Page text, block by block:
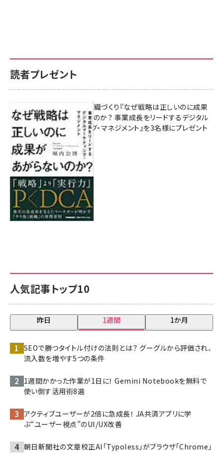
人気記事トップ10
昨日 1週間 1か月
SEOで勝つタイトル付けの法則とは？ グーグルから評価され、
流入数を増やす5つの条件
1週間かかった作業が1日に！ Gemini Notebookを無料で
使い倒す活用術8選
アクティブユーザーが2倍に急成長！ JA共済アプリに学
ぶ“ユーザー視点”のUI/UX改善
朝日新聞社の文章校正AI「Typoless」がブラウザ「Chrome」
読者プレゼント
成果を生む組織づくり『なぜ戦略は正しいのに成果
があがらないのか？ 事業成長をリードするデジタル
マーケティング・マネジメント』を3名様にプレゼント
8月7日 10:00